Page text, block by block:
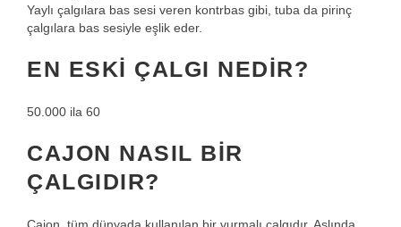
Yaylı çalgılara bas sesi veren kontrbas gibi, tuba da pirinç
çalgılara bas sesiyle eşlik eder.
EN ESKI ÇALGI NEDIR?
50.000 ila 60
CAJON NASIL BIR
ÇALGIDIR?